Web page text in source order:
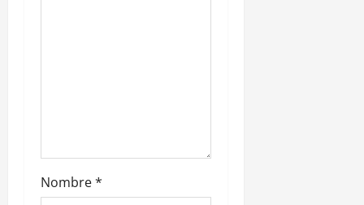
a
s
Nombre*